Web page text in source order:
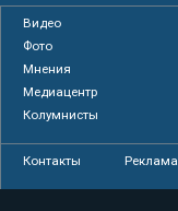
Видео
Фото
Мнения
Медиацентр
Колумнисты
Контакты Реклама